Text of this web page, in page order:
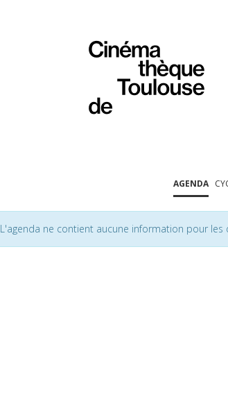
AGENDA
L'agenda ne contient aucune information pour les